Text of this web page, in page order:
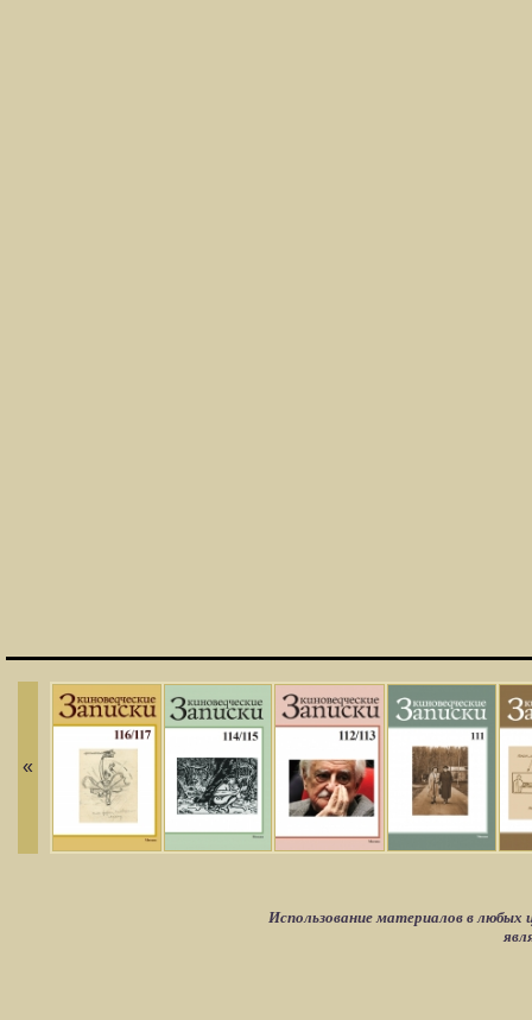
«
Использование материалов в любых